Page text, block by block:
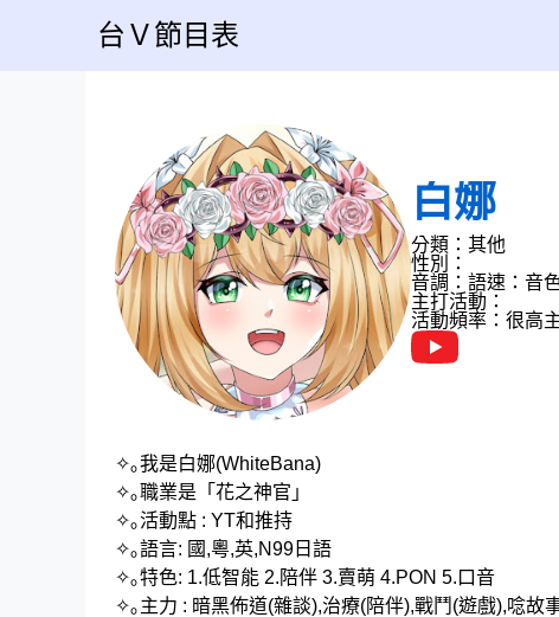
台Ｖ節目表
白娜
分類：其他
性別：
音調： 語速： 音
主打活動：
活動頻率：很高
✧｡我是白娜(WhiteBana)
✧｡職業是「花之神官」
✧｡活動點 : YT和推持
✧｡語言: 國,粵,英,N99日語
✧｡特色: 1.低智能 2.陪伴 3.賣萌 4.PON 5.口音
✧｡主力 : 暗黑佈道(雜談),治療(陪伴),戰鬥(遊戲),唸故